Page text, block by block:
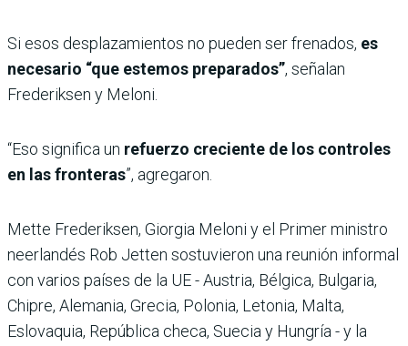
Si esos desplazamientos no pueden ser frenados, es
necesario “que estemos preparados”, señalan
Frederiksen y Meloni.
“Eso significa un refuerzo creciente de los controles
en las fronteras”, agregaron.
Mette Frederiksen, Giorgia Meloni y el Primer ministro
neerlandés Rob Jetten sostuvieron una reunión informal
con varios países de la UE - Austria, Bélgica, Bulgaria,
Chipre, Alemania, Grecia, Polonia, Letonia, Malta,
Eslovaquia, República checa, Suecia y Hungría - y la